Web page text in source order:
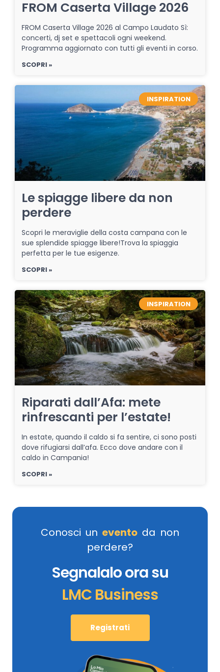
FROM Caserta Village 2026
FROM Caserta Village 2026 al Campo Laudato Sì:
concerti, dj set e spettacoli ogni weekend.
Programma aggiornato con tutti gli eventi in corso.
SCOPRI »
INSPIRATION
Le spiagge libere da non
perdere
Scopri le meraviglie della costa campana con le
sue splendide spiagge libere!Trova la spiaggia
perfetta per le tue esigenze.
SCOPRI »
INSPIRATION
Riparati dall’Afa: mete
rinfrescanti per l’estate!
In estate, quando il caldo si fa sentire, ci sono posti
dove rifugiarsi dall’afa. Ecco dove andare con il
caldo in Campania!
SCOPRI »
Conosci un evento da non
perdere?
Segnalalo ora su
LMC Business
Registrati